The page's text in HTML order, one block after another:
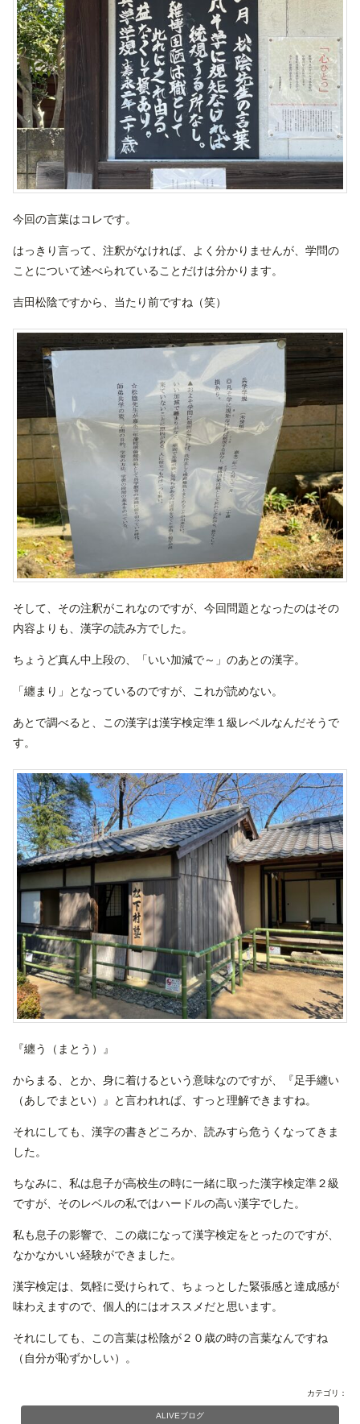
今回の言葉はコレです。
はっきり言って、注釈がなければ、よく分かりませんが、学問の
ことについて述べられていることだけは分かります。
吉田松陰ですから、当たり前ですね（笑）
そして、その注釈がこれなのですが、今回問題となったのはその
内容よりも、漢字の読み方でした。
ちょうど真ん中上段の、「いい加減で～」のあとの漢字。
「纏まり」となっているのですが、これが読めない。
あとで調べると、この漢字は漢字検定準１級レベルなんだそうで
す。
『纏う（まとう）』
からまる、とか、身に着けるという意味なのですが、『足手纏い
（あしでまとい）』と言われれば、すっと理解できますね。
それにしても、漢字の書きどころか、読みすら危うくなってきま
した。
ちなみに、私は息子が高校生の時に一緒に取った漢字検定準２級
ですが、そのレベルの私ではハードルの高い漢字でした。
私も息子の影響で、この歳になって漢字検定をとったのですが、
なかなかいい経験ができました。
漢字検定は、気軽に受けられて、ちょっとした緊張感と達成感が
味わえますので、個人的にはオススメだと思います。
それにしても、この言葉は松陰が２０歳の時の言葉なんですね
（自分が恥ずかしい）。
カテゴリ：
ALIVEブログ